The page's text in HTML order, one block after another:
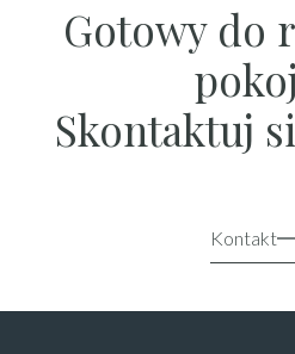
Gotowy do
Skontaktuj
Kontakt